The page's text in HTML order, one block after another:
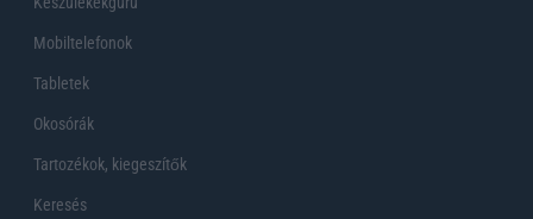
Mobiltelefonok
Tabletek
Okosórák
Tartozékok, kiegeszítők
Keresés